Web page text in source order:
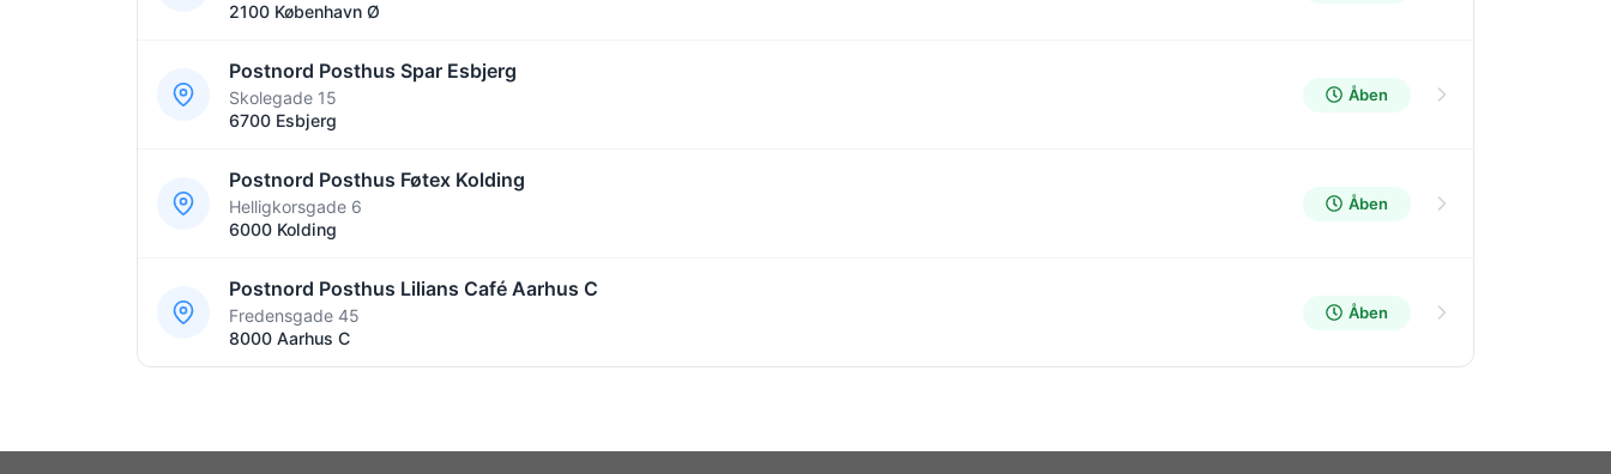
2100 København Ø
Postnord Posthus Spar Esbjerg
Skolegade 15
6700 Esbjerg
Åben
Postnord Posthus Føtex Kolding
Helligkorsgade 6
6000 Kolding
Åben
Postnord Posthus Lilians Café Aarhus C
Fredensgade 45
8000 Aarhus C
Åben